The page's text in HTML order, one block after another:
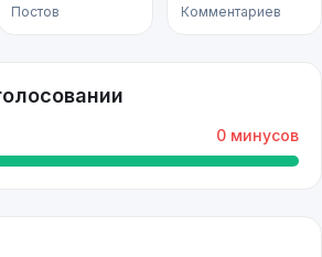
Постов Комментариев
0 минусов